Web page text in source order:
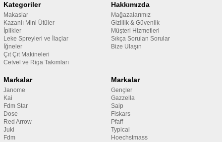
Kategoriler
Makaslar
Kazanlı Mini Ütüler
İplikler
Leke Spreyleri ve İlaçlar
İğneler
Çıt Çıt Makineleri
Cetvel ve Riga Takımları
Hakkımızda
Mağazalarımız
Gizlilik & Güvenlik
Müşteri Hizmetleri
Sıkça Sorulan Sorular
Bize Ulaşın
Markalar
Janome
Kai
Fdm Star
Dose
Red Arrow
Juki
Fdm
Markalar
Gençler
Gazzella
Saip
Fiskars
Pfaff
Typical
Hoechstmass